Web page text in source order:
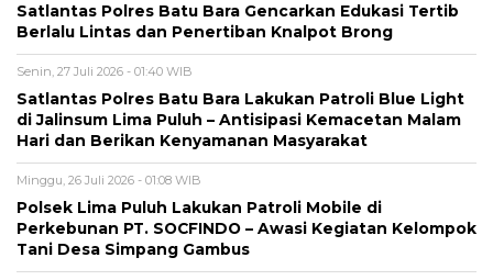
Satlantas Polres Batu Bara Gencarkan Edukasi Tertib
Berlalu Lintas dan Penertiban Knalpot Brong
Senin, 27 Juli 2026 - 01:40 WIB
Satlantas Polres Batu Bara Lakukan Patroli Blue Light
di Jalinsum Lima Puluh – Antisipasi Kemacetan Malam
Hari dan Berikan Kenyamanan Masyarakat
Minggu, 26 Juli 2026 - 01:08 WIB
Polsek Lima Puluh Lakukan Patroli Mobile di
Perkebunan PT. SOCFINDO – Awasi Kegiatan Kelompok
Tani Desa Simpang Gambus